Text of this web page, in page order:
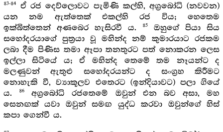
83-84
ඒ රජ දෙව්ලොවට පැමිණි කල්හි, අග්‍රබෝධි (නවවන)
යන නම ඇත්තෙක් එකල්හි රජ විය; හෙතෙම
ඉක්බිත්තෙන් අණබෙර හැසිරවී ය.
85
ඔහුගේ පියා සිය
සහෝදරයාගේ පුත්‍රයා වූ මහින්ද නම් කුමාරයාට රජකම
ලබා දීම පිණිස තමා ඈපා තනතුරට පත් නොකරන ලෙස
ඉල්ලා සිටියේ ය; ඒ මහින්ද තෙමේ තම නෑයන්ට ද
මලණුවන් ඇතුළු සහෝදරයන්ට ද සංග්‍රහ කිරීමට
නොහැකි වී, ව්‍යාකූලව එතෙරට (ඉන්දියාවට) පලා ගියේ
ය.
86අග්‍රබෝධි රජතෙමේ ඔවුන් එන බව අසා, මහ
සෙනඟක් යවා ඔවුන් සමඟ යුද්ධ කරවා ඔවුන්ගේ හිස්
කපා ගෙන්වී ය.